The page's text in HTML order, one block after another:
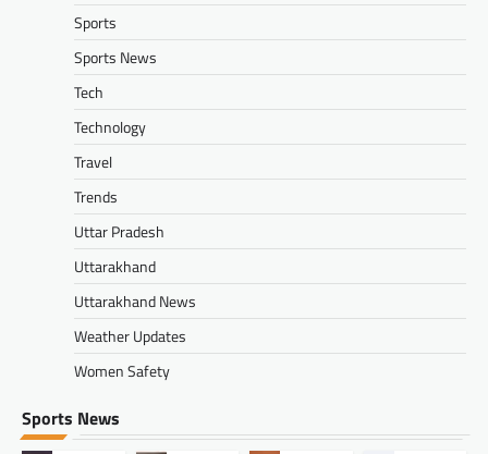
Sports
Sports News
Tech
Technology
Travel
Trends
Uttar Pradesh
Uttarakhand
Uttarakhand News
Weather Updates
Women Safety
Sports News